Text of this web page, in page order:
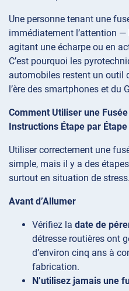
Une personne tenant une
immédiatement l’attention —
agitant une écharpe ou en
C’est pourquoi les
automobiles restent un outil
l’ère des smartphones et du
Comment Utiliser une
Instructions Étape par Étape
Utiliser correctement une
simple, mais il y a des
surtout en situation de
Avant d’Allumer
Vérifiez la date de
détresse routières ont
d’environ cinq ans à
fabrication.
N’utilisez jamais une